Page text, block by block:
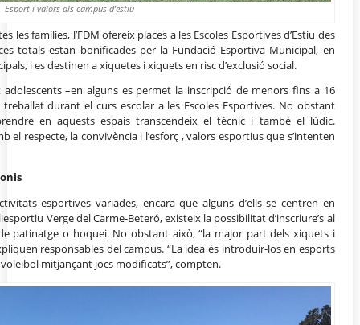
Esport i valors als campus d’estiu
les famílies, l’FDM ofereix places a les Escoles Esportives d’Estiu des
totals estan bonificades per la Fundació Esportiva Municipal, en
i es destinen a xiquetes i xiquets en risc d’exclusió social.
–en alguns es permet la inscripció de menors fins a 16
durant el curs escolar a les Escoles Esportives. No obstant
en aquests espais transcendeix el tècnic i també el lúdic.
el respecte, la convivència i l’esforç , valors esportius que s’intenten
esportives variades, encara que alguns d’ells se centren en
Verge del Carme-Beteró, existeix la possibilitat d’inscriure’s al
patinatge o hoquei. No obstant això, “la major part dels xiquets i
responsables del campus. “La idea és introduir-los en esports
mitjançant jocs modificats”, compten.